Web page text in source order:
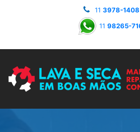
11 3978-1408
11 98265-